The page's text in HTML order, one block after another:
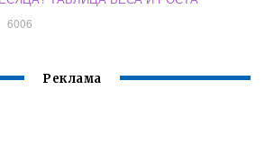
6006
Реклама